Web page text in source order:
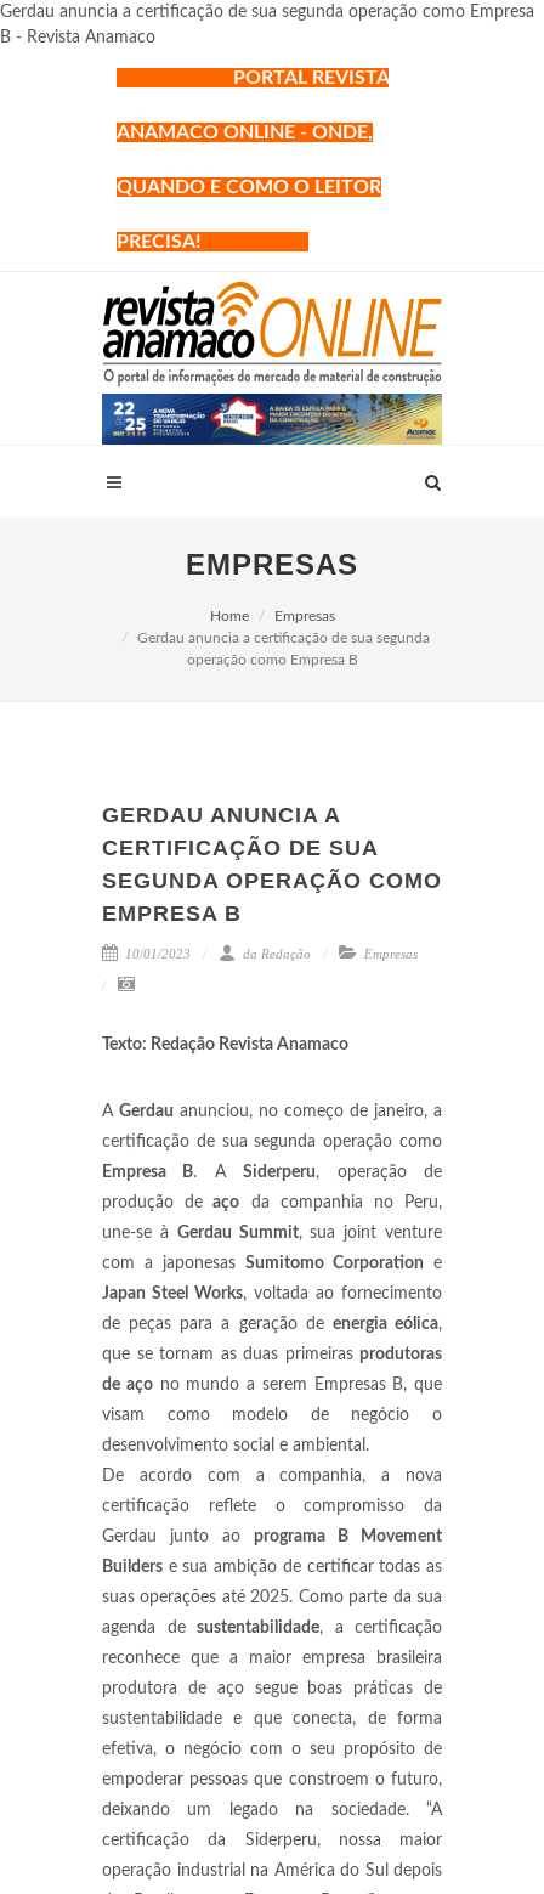
Gerdau anuncia a certificação de sua segunda operação como Empresa
B - Revista Anamaco
PORTAL REVISTA
ANAMACO ONLINE - ONDE,
QUANDO E COMO O LEITOR
PRECISA!
EMPRESAS
Home
Empresas
Gerdau anuncia a certificação de sua segunda
operação como Empresa B
GERDAU ANUNCIA A
CERTIFICAÇÃO DE SUA
SEGUNDA OPERAÇÃO COMO
EMPRESA B
10/01/2023 da Redação Empresas
Texto: Redação Revista Anamaco
A Gerdau anunciou, no começo de janeiro, a
certificação de sua segunda operação como
Empresa B. ASiderperu, operação de
produção de aço da companhia no Peru,
une-se à Gerdau Summit, sua joint venture
com a japonesas Sumitomo Corporation e
Japan Steel Works, voltada ao fornecimento
de peças para a geração de energia eólica,
que se tornam as duas primeiras produtoras
de açono mundo a serem Empresas B, que
visam como modelo de negócio o
desenvolvimento social e ambiental.
De acordo com a companhia, a nova
certificação reflete o compromisso da
Gerdau junto ao programa B Movement
Builders e sua ambição de certificar todas as
suas operações até 2025. Como parte da sua
agenda de sustentabilidade, a certificação
reconhece que a maior empresa brasileira
produtora de aço segue boas práticas de
sustentabilidade e que conecta, de forma
efetiva, o negócio com o seu propósito de
empoderar pessoas que constroem o futuro,
deixando um legado na sociedade. “A
certificação da Siderperu, nossa maior
operação industrial na América do Sul depois